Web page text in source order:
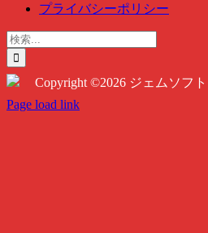
プライバシーポリシー
検
索
…
Copyright ©2026 ジェムソフト
Twitter
Instagram
Facebook
Page load link